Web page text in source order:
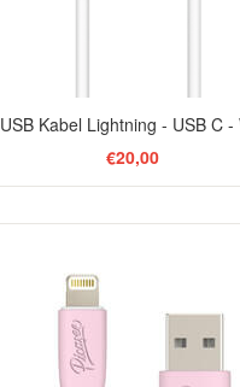
USB Kabel Lightning - USB C -
€20,00